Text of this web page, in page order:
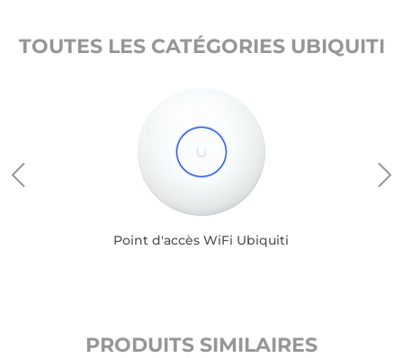
TOUTES LES CATÉGORIES UBIQUITI
Point d'accès WiFi Ubiquiti
PRODUITS SIMILAIRES